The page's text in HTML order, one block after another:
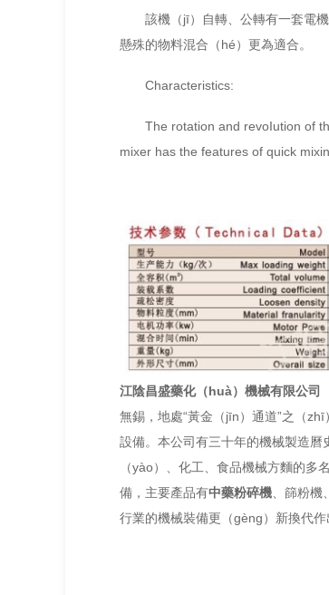
該機（jī）自轉、公轉有一套電
懸殊的物料混合（hé）更為適合。
Characteristics:
The rotation and revoIution of
mixer has the features of quick
江陰昌盛藥化（huà）機械有限公司
無錫，地處“黃金（jīn）通道”之（
設備。本公司有三十年的機械製造
（yào）、化工、食品機械方麵的
備，主要產品有中藥粉碎機 、篩粉
行業的機械裝備更（gèng）新換代